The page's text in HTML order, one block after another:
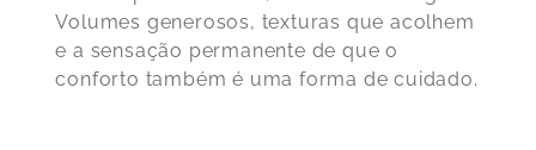
Volumes generosos, texturas que acolhem
e a sensação permanente de que o
conforto também é uma forma de cuidado.